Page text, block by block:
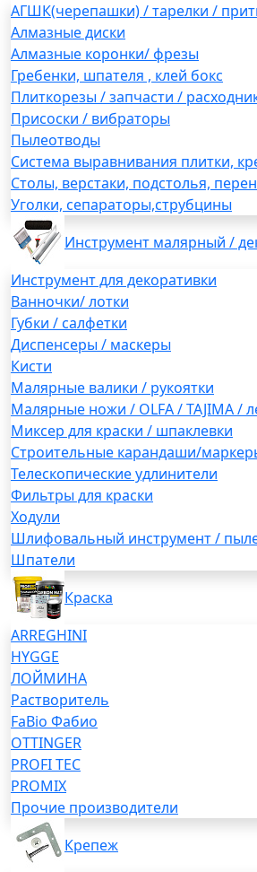
АГШК(черепашки) / тарелки /
Алмазные диски
Алмазные коронки/ фрезы
Гребенки, шпателя , клей бокс
Плиткорезы / запчасти /
Присоски / вибраторы
Пылеотводы
Система выравнивания плитки,
Столы, верстаки, подстолья,
Уголки, сепараторы,струбцины
Инструмент малярный /
Инструмент для декоративки
Ванночки/ лотки
Губки / салфетки
Диспенсеры / маскеры
Кисти
Малярные валики / рукоятки
Малярные ножи / OLFA / TAJIMA /
Миксер для краски / шпаклевки
Строительные карандаши/
Телескопические удлинители
Фильтры для краски
Ходули
Шлифовальный инструмент /
Шпатели
Краска
ARREGHINI
HYGGE
ЛОЙМИНА
Растворитель
FaBio Фабио
OTTINGER
PROFI TEC
PROMIX
Прочие производители
Крепеж